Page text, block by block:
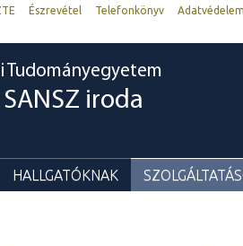
Észrevétel Telefonkönyv Adatvédelem
Tudományegyetem
SANSZ iroda
HALLGATÓKNAK